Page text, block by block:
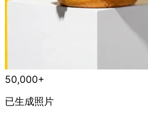
50,000+
已生成照片